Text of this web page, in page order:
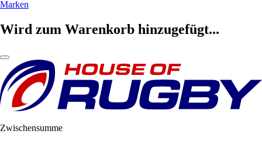
Marken
Wird zum Warenkorb hinzugefügt...
Zwischensumme